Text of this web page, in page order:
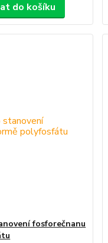
do košíku
fosforečnanu